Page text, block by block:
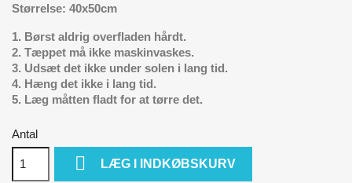
Størrelse: 40x50cm
1. Børst aldrig overfladen hårdt.
2. Tæppet må ikke maskinvaskes.
3. Udsæt det ikke under solen i lang tid.
4. Hæng det ikke i lang tid.
5. Læg måtten fladt for at tørre det.
Antal
 LÆG I INDKØBSKURV